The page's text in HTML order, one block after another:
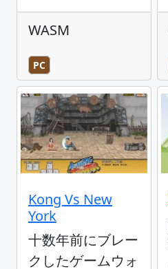
WASM
PC
Kong Vs New
York
十数年前にブレー
クしたゲームウォ